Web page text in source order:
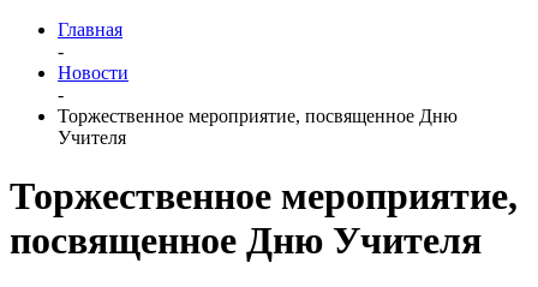
Главная
-
Новости
-
Торжественное мероприятие, посвященное Дню
Учителя
Торжественное мероприятие,
посвященное Дню Учителя